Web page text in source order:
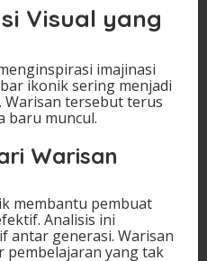
Visual yang
imajinasi
ikonik sering menjadi
tersebut terus
baru muncul.
Warisan
membantu pembuat
Analisis ini
antar generasi. Warisan
pembelajaran yang tak